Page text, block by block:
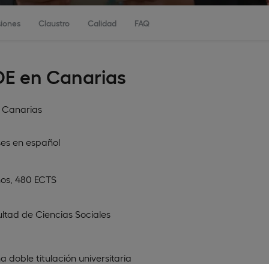
Claustro Calidad FAQ
en Canarias
Canarias
en español
480 ECTS
de Ciencias Sociales
doble titulación universitaria